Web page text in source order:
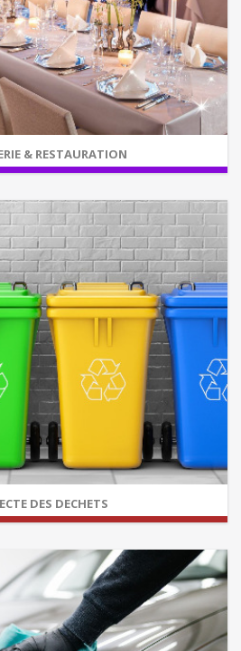
& RESTAURATION
DES DECHETS